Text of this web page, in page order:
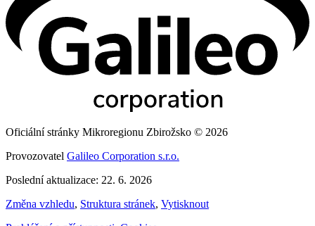
Oficiální stránky Mikroregionu Zbirožsko © 2026
Provozovatel Galileo Corporation s.r.o.
Poslední aktualizace: 22. 6. 2026
Změna vzhledu, Struktura stránek, Vytisknout